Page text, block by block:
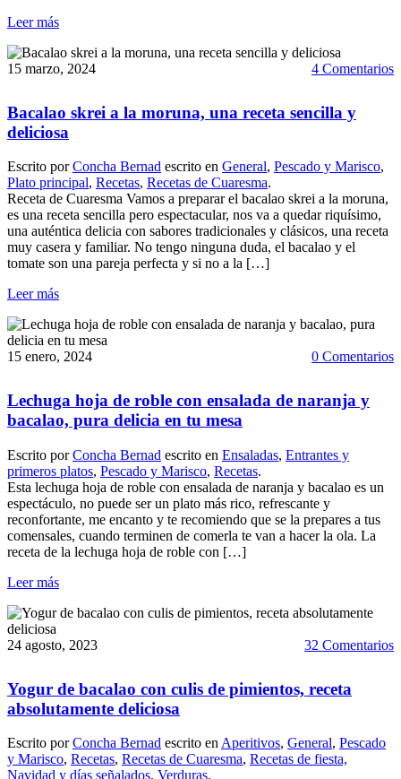
Leer más
15 marzo, 2024 4 Comentarios
Bacalao skrei a la moruna, una receta sencilla y
deliciosa
Escrito porConcha Bernad escrito en General, Pescado y Marisco,
Plato principal, Recetas, Recetas de Cuaresma.
Receta de Cuaresma Vamos a preparar el bacalao skrei a la moruna,
es una receta sencilla pero espectacular, nos va a quedar riquísimo,
una auténtica delicia con sabores tradicionales y clásicos, una receta
muy casera y familiar. No tengo ninguna duda, el bacalao y el
tomate son una pareja perfecta y si no a la […]
Leer más
15 enero, 2024 0 Comentarios
Lechuga hoja de roble con ensalada de naranja y
bacalao, pura delicia en tu mesa
Escrito porConcha Bernad escrito en Ensaladas, Entrantes y
primeros platos, Pescado y Marisco, Recetas.
Esta lechuga hoja de roble con ensalada de naranja y bacalao es un
espectáculo, no puede ser un plato más rico, refrescante y
reconfortante, me encanto y te recomiendo que se la prepares a tus
comensales, cuando terminen de comerla te van a hacer la ola. La
receta de la lechuga hoja de roble con […]
Leer más
24 agosto, 2023 32 Comentarios
Yogur de bacalao con culis de pimientos, receta
absolutamente deliciosa
Escrito porConcha Bernad escrito en Aperitivos, General, Pescado
y Marisco, Recetas, Recetas de Cuaresma, Recetas de fiesta,
Navidad y días señalados, Verduras.